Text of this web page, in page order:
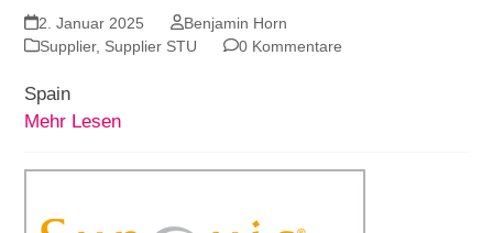
2. Januar 2025
Benjamin Horn
Supplier, Supplier STU 0 Kommentare
Spain
Mehr Lesen